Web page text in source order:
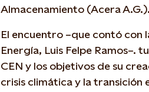
Almacenamiento (Acera A.G.).
El encuentro –que contó con
Energía, Luis Felpe Ramos–.
CEN y los objetivos de su
crisis climática y la transición